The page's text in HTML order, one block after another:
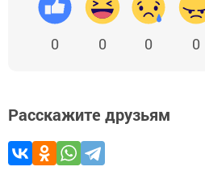
0 0 0 0
Расскажите друзьям